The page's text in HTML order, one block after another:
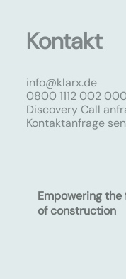
Kontakt
info@klarx.de
0800 1112 002 000
Discovery Call
Kontaktanfrage
Empowering the
of construction